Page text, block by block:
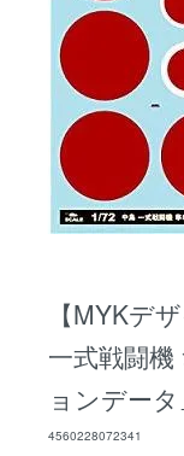
【MYKデ
一式戦闘
ョンデー
4560228072341